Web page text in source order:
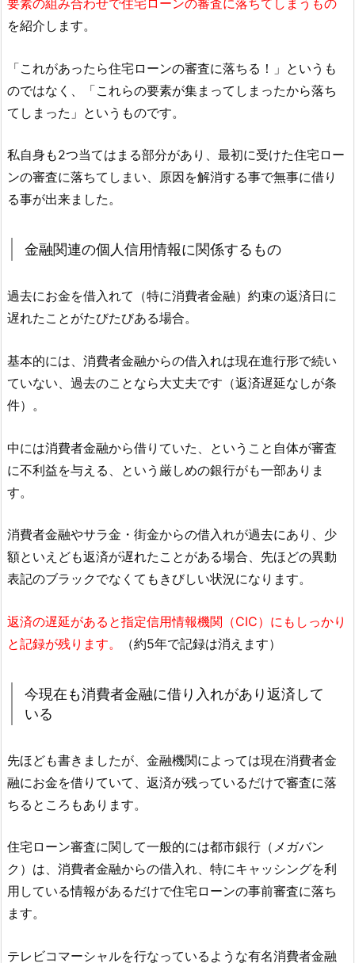
要素の組み合わせで住宅ローンの審査に落ちてしまうもの
を紹介します。
「これがあったら住宅ローンの審査に落ちる！」というも
のではなく、「これらの要素が集まってしまったから落ち
てしまった」というものです。
私自身も2つ当てはまる部分があり、最初に受けた住宅ロー
ンの審査に落ちてしまい、原因を解消する事で無事に借り
る事が出来ました。
金融関連の個人信用情報に関係するもの
過去にお金を借入れて（特に消費者金融）約束の返済日に
遅れたことがたびたびある場合。
基本的には、消費者金融からの借入れは現在進行形で続い
ていない、過去のことなら大丈夫です（返済遅延なしが条
件）。
中には消費者金融から借りていた、ということ自体が審査
に不利益を与える、という厳しめの銀行がも一部ありま
す。
消費者金融やサラ金・街金からの借入れが過去にあり、少
額といえども返済が遅れたことがある場合、先ほどの異動
表記のブラックでなくてもきびしい状況になります。
返済の遅延があると指定信用情報機関（CIC）にもしっかり
と記録が残ります。
（約5年で記録は消えます）
今現在も消費者金融に借り入れがあり返済して
いる
先ほども書きましたが、金融機関によっては現在消費者金
融にお金を借りていて、返済が残っているだけで審査に落
ちるところもあります。
住宅ローン審査に関して一般的には都市銀行（メガバン
ク）は、消費者金融からの借入れ、特にキャッシングを利
用している情報があるだけで住宅ローンの事前審査に落ち
ます。
テレビコマーシャルを行なっているような有名消費者金融